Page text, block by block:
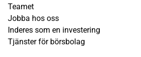
Teamet
Jobba hos oss
Inderes som en investering
Tjänster för börsbolag